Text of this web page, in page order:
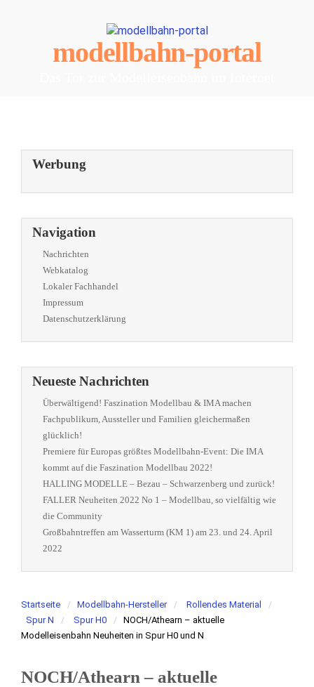
modellbahn-portal
Werbung
Navigation
Nachrichten
Webkatalog
Lokaler Fachhandel
Impressum
Datenschutzerklärung
Neueste Nachrichten
Überwältigend! Faszination Modellbau & IMA machen
Fachpublikum, Aussteller und Familien gleichermaßen
glücklich!
Premiere für Europas größtes Modellbahn-Event: Die IMA
kommt auf die Faszination Modellbau 2022!
HALLING MODELLE – Bezau – Schwarzenberg und zurück!
FALLER Neuheiten 2022 No 1 – Modellbau, so vielfältig wie
die Community
Großbahntreffen am Wasserturm (KM 1) am 23. und 24. April
2022
Startseite Modellbahn-Hersteller
Rollendes Material
Spur N
Spur H0
NOCH/Athearn – aktuelle
Modelleisenbahn Neuheiten in Spur H0 und N
NOCH/Athearn – aktuelle